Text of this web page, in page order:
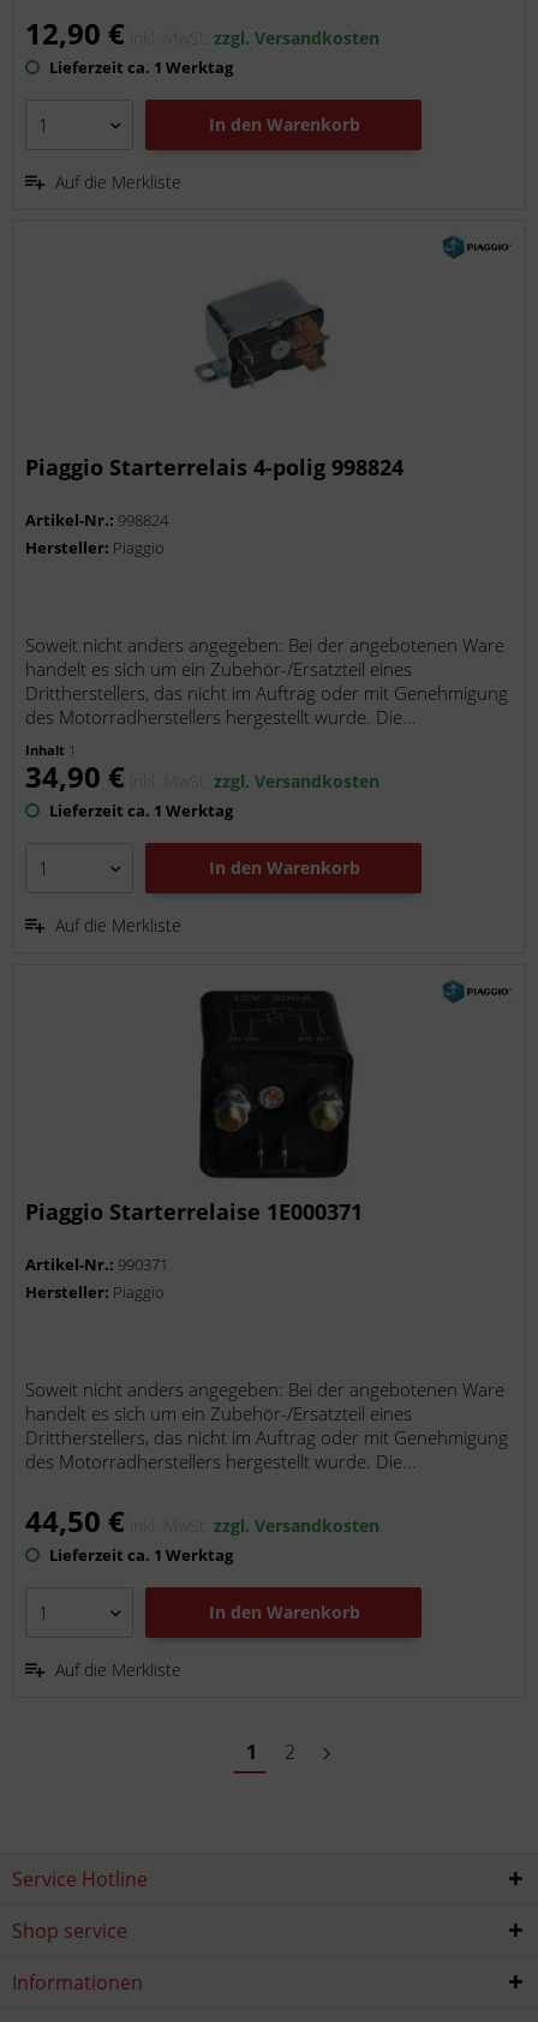
12,90 € inkl. MwSt.zzgl. Versandkosten
Lieferzeit ca. 1 Werktag
In den Warenkorb
Auf die Merkliste
Piaggio Starterrelais 4-polig 998824
Artikel-Nr.: 998824
Hersteller: Piaggio
Soweit nicht anders angegeben: Bei der angebotenen Ware
handelt es sich um ein Zubehör-/Ersatzteil eines
Drittherstellers, das nicht im Auftrag oder mit Genehmigung
des Motorradherstellers hergestellt wurde. Die...
Inhalt 1
34,90 € inkl. MwSt.zzgl. Versandkosten
Lieferzeit ca. 1 Werktag
In den Warenkorb
Auf die Merkliste
Piaggio Starterrelaise 1E000371
Artikel-Nr.: 990371
Hersteller: Piaggio
Soweit nicht anders angegeben: Bei der angebotenen Ware
handelt es sich um ein Zubehör-/Ersatzteil eines
Drittherstellers, das nicht im Auftrag oder mit Genehmigung
des Motorradherstellers hergestellt wurde. Die...
44,50 € inkl. MwSt.zzgl. Versandkosten
Lieferzeit ca. 1 Werktag
In den Warenkorb
Auf die Merkliste
1 2
Service Hotline
Shop service
Informationen